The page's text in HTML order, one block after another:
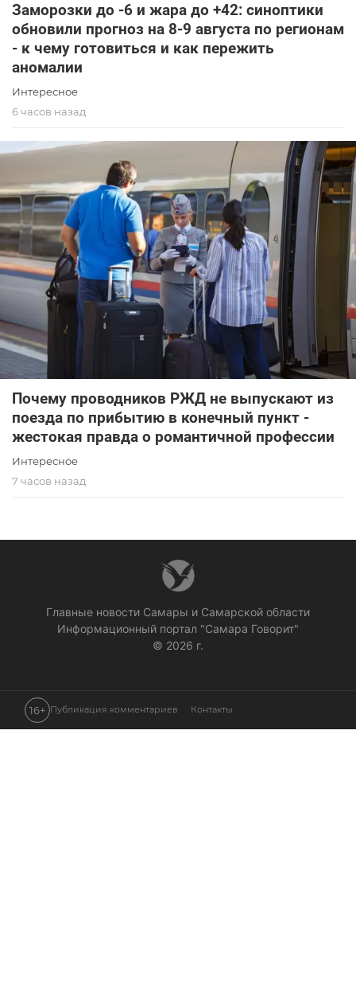
Заморозки до -6 и жара до +42: синоптики
обновили прогноз на 8-9 августа по регионам
- к чему готовиться и как пережить
аномалии
Интересное
6 часов назад
Почему проводников РЖД не выпускают из
поезда по прибытию в конечный пункт -
жестокая правда о романтичной профессии
Интересное
7 часов назад
Главные новости Самары и Самарской области
Информационный портал "Самара Говорит"
© 2026 г.
16+ Публикация комментариев Контакты